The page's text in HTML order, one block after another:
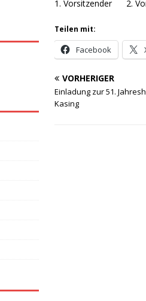
1. Vorsitzender 2.
Teilen mit:
Facebook
VORHERIGER
Einladung zur 51.
Kasing